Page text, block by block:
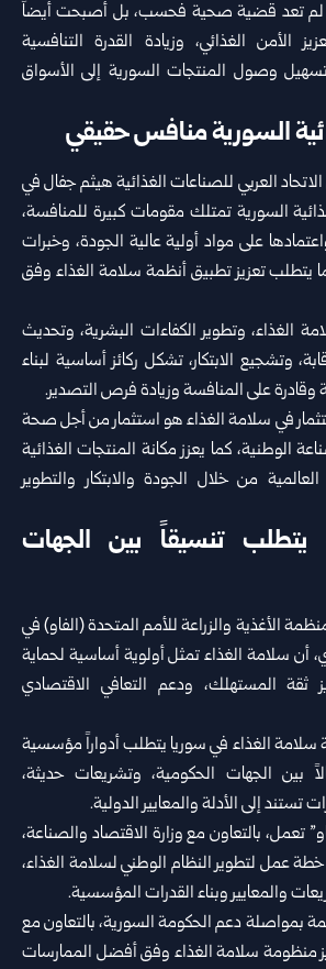
لم تعد قضية صحية فحسب، بل أصبحت أيضاً
الأمن الغذائي، وزيادة القدرة ‏التنافسية
وصول المنتجات السورية إلى الأسواق
السورية منافس حقيقي
العربي للصناعات الغذائية هيثم جفال في
السورية تمتلك ‏مقومات كبيرة للمنافسة،
على مواد أولية عالية الجودة، وخبرات
‏يتطلب تعزيز تطبيق أنظمة سلامة الغذاء وفق
الغذاء، وتطوير الكفاءات البشرية، وتحديث
وتشجيع الابتكار، تشكل ‏ركائز أساسية لبناء
على المنافسة وزيادة فرص التصدير.‏
في سلامة الغذاء هو استثمار من أجل صحة
الوطنية، كما يعزز ‏مكانة المنتجات الغذائية
من خلال الجودة والابتكار والتطوير
يتطلب تنسيقاً بين الجهات
الأغذية والزراعة للأمم المتحدة (الفاو) في
أن سلامة الغذاء تمثل ‏أولوية أساسية لحماية
ثقة المستهلك، ودعم التعافي الاقتصادي
الغذاء في سوريا يتطلب أدواراً مؤسسية
بين الجهات الحكومية، ‏وتشريعات حديثة،
إلى الأدلة والمعايير الدولية.‏
تعمل، بالتعاون مع وزارة الاقتصاد والصناعة،
خطة عمل لتطوير النظام ‏الوطني لسلامة الغذاء،
والمعايير وبناء القدرات المؤسسية.‏
بمواصلة دعم الحكومة السورية، بالتعاون مع
منظومة سلامة الغذاء ‏وفق أفضل الممارسات